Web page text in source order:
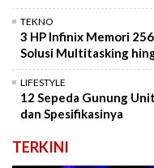
TEKNO
3 HP Infinix Memori
Solusi Multitasking
LIFESTYLE
12 Sepeda Gunung
dan Spesifikasinya
TERKINI